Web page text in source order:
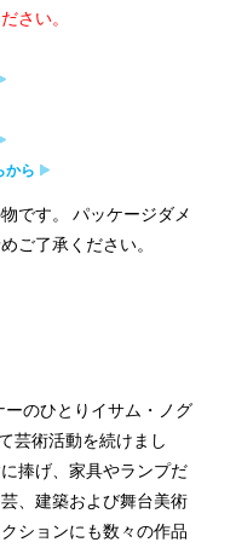
さい。
から
です。 パッケージダメ
ご了承ください。
のひとりイサム・ノグ
芸術活動を続けまし
捧げ、家具やランプだ
、建築および舞台美術
ションにも数々の作品